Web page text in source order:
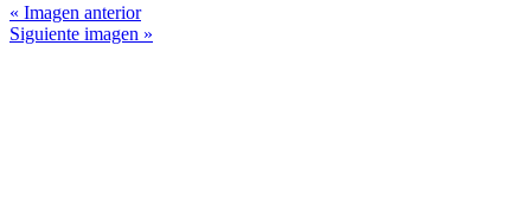
« Imagen anterior
Siguiente imagen »